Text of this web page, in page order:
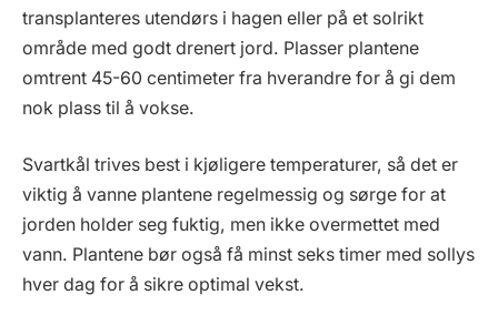
transplanteres utendørs i hagen eller på et solrikt
område med godt drenert jord. Plasser plantene
omtrent 45-60 centimeter fra hverandre for å gi dem
nok plass til å vokse.
Svartkål trives best i kjøligere temperaturer, så det er
viktig å vanne plantene regelmessig og sørge for at
jorden holder seg fuktig, men ikke overmettet med
vann. Plantene bør også få minst seks timer med sollys
hver dag for å sikre optimal vekst.